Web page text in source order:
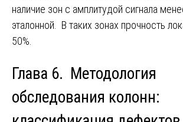
наличие зон с амплитудой сигнала
эталонной. В таких зонах прочность
50%.
Глава 6. Методология
обследования колонн: